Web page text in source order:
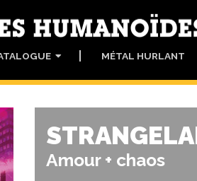
MÉTAL HURLANT
Amour + chaos